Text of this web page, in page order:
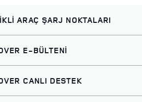
ARAÇ ŞARJ NOKTALARI
E-BÜLTENİ
CANLI DESTEK